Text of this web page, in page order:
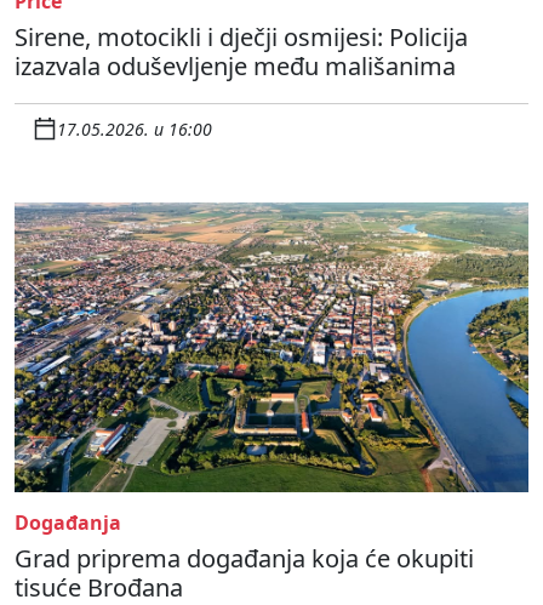
Sirene, motocikli i dječji osmijesi: Policija
izazvala oduševljenje među mališanima
17.05.2026. u 16:00
Događanja
Grad priprema događanja koja će okupiti
tisuće Brođana